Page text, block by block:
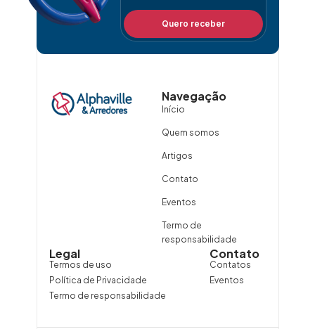
Quero receber
Navegação
Início
Quem somos
Artigos
Contato
Eventos
Termo de
responsabilidade
Contato
Contatos
Eventos
Legal
Termos de uso
Política de Privacidade
Termo de responsabilidade